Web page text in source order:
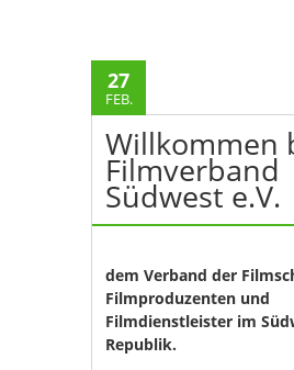
27
FEB.
Willkommen
Filmverband
Südwest e.V.
dem Verbandder
Filmproduzenten und
Filmdienstleister im
Republik.